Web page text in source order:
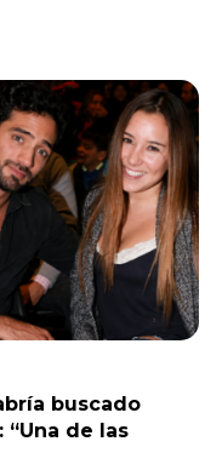
buscado
“Una de las